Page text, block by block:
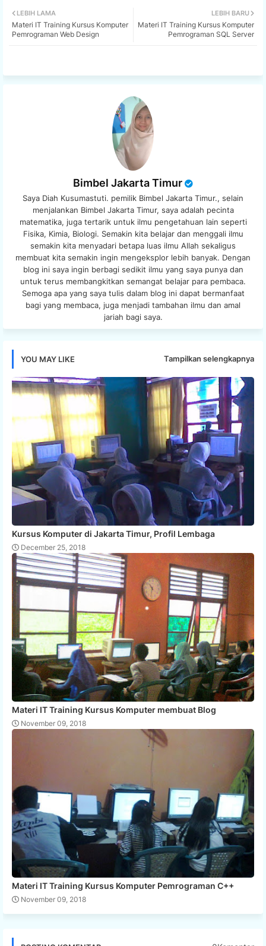
tter ats
LEBIH BARU
Materi IT Training Kursus Komputer
Pemrograman SQL Server
LEBIH LAMA
Materi IT Training Kursus Komputer
Pemrograman Web Design
Bimbel Jakarta Timur
Saya Diah Kusumastuti. pemilik Bimbel Jakarta Timur., selain
menjalankan Bimbel Jakarta Timur, saya adalah pecinta
matematika, juga tertarik untuk ilmu pengetahuan lain seperti
Fisika, Kimia, Biologi. Semakin kita belajar dan menggali ilmu
semakin kita menyadari betapa luas ilmu Allah sekaligus
membuat kita semakin ingin mengeksplor lebih banyak. Dengan
blog ini saya ingin berbagi sedikit ilmu yang saya punya dan
untuk terus membangkitkan semangat belajar para pembaca.
Semoga apa yang saya tulis dalam blog ini dapat bermanfaat
bagi yang membaca, juga menjadi tambahan ilmu dan amal
jariah bagi saya.
YOU MAY LIKE Tampilkan selengkapnya
Kursus Komputer di Jakarta Timur, Profil Lembaga
December 25, 2018
Materi IT Training Kursus Komputer membuat Blog
November 09, 2018
Materi IT Training Kursus Komputer Pemrograman C++
November 09, 2018